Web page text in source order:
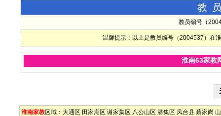
教
教员编号（
温馨提示：以上是教员编号（2004537）在
淮南63家教
淮南家教区域： 大通区 田家庵区 谢家集区 八公山区 潘集区 凤台县 蔡家岗